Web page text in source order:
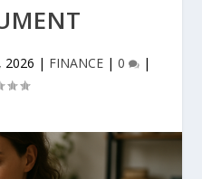
2026 | FINANCE | 0 |